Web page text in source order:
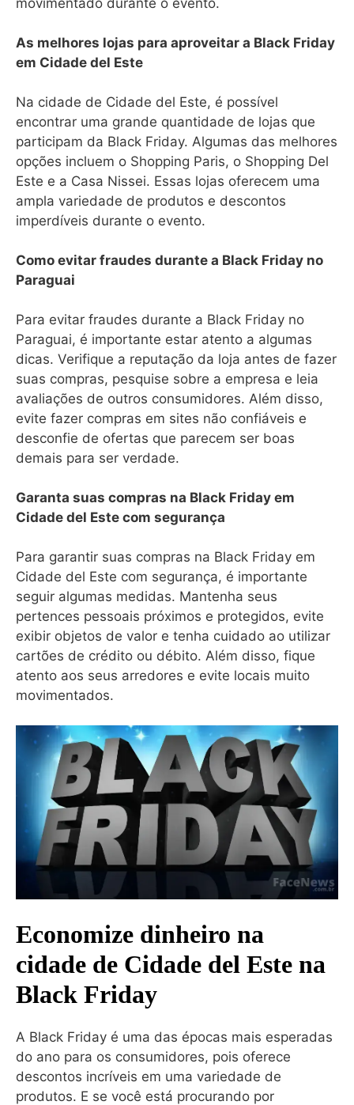
movimentado durante o evento.
As melhores lojas para aproveitar a Black Friday
em Cidade del Este
Na cidade de Cidade del Este, é possível
encontrar uma grande quantidade de lojas que
participam da Black Friday. Algumas das melhores
opções incluem o Shopping Paris, o Shopping Del
Este e a Casa Nissei. Essas lojas oferecem uma
ampla variedade de produtos e descontos
imperdíveis durante o evento.
Como evitar fraudes durante a Black Friday no
Paraguai
Para evitar fraudes durante a Black Friday no
Paraguai, é importante estar atento a algumas
dicas. Verifique a reputação da loja antes de fazer
suas compras, pesquise sobre a empresa e leia
avaliações de outros consumidores. Além disso,
evite fazer compras em sites não confiáveis e
desconfie de ofertas que parecem ser boas
demais para ser verdade.
Garanta suas compras na Black Friday em
Cidade del Este com segurança
Para garantir suas compras na Black Friday em
Cidade del Este com segurança, é importante
seguir algumas medidas. Mantenha seus
pertences pessoais próximos e protegidos, evite
exibir objetos de valor e tenha cuidado ao utilizar
cartões de crédito ou débito. Além disso, fique
atento aos seus arredores e evite locais muito
movimentados.
Economize dinheiro na
cidade de Cidade del Este na
Black Friday
A Black Friday é uma das épocas mais esperadas
do ano para os consumidores, pois oferece
descontos incríveis em uma variedade de
produtos. E se você está procurando por